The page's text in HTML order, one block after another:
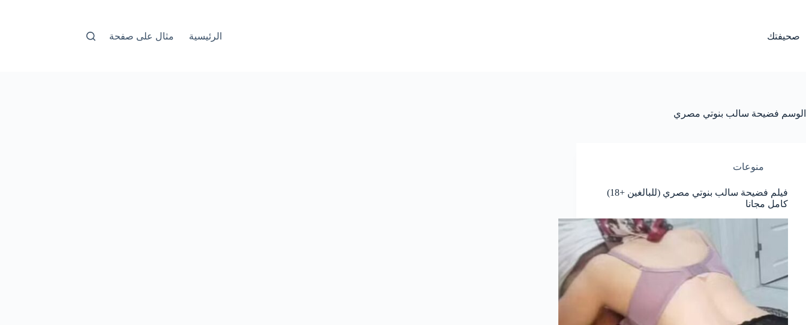
صحيفتك الرئيسية مثال على صفحة
الوسم فضيحة سالب بنوتي مصري
منوعات
فيلم فضيحة سالب بنوتي مصري (للبالغين +18)
كامل مجانا